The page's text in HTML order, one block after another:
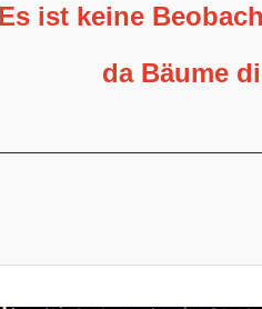
Es ist keine
da Bäume